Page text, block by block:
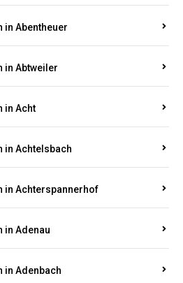
in Abentheuer
in Abtweiler
in Acht
in Achtelsbach
in Achterspannerhof
in Adenau
in Adenbach